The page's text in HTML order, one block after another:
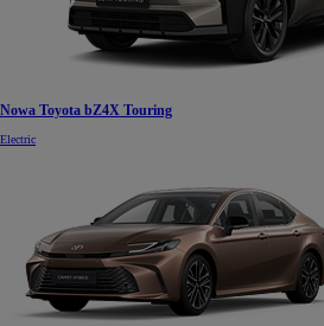
Nowa Toyota bZ4X Touring
Electric